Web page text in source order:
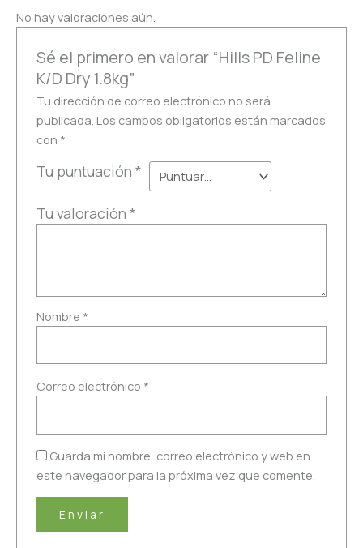
No hay valoraciones aún.
Sé el primero en valorar “Hills PD Feline
K/D Dry 1.8kg”
Tu dirección de correo electrónico no será
publicada. Los campos obligatorios están marcados
con *
Tu puntuación*
Tu valoración*
Nombre *
Correo electrónico *
Guarda mi nombre, correo electrónico y web en
este navegador para la próxima vez que comente.